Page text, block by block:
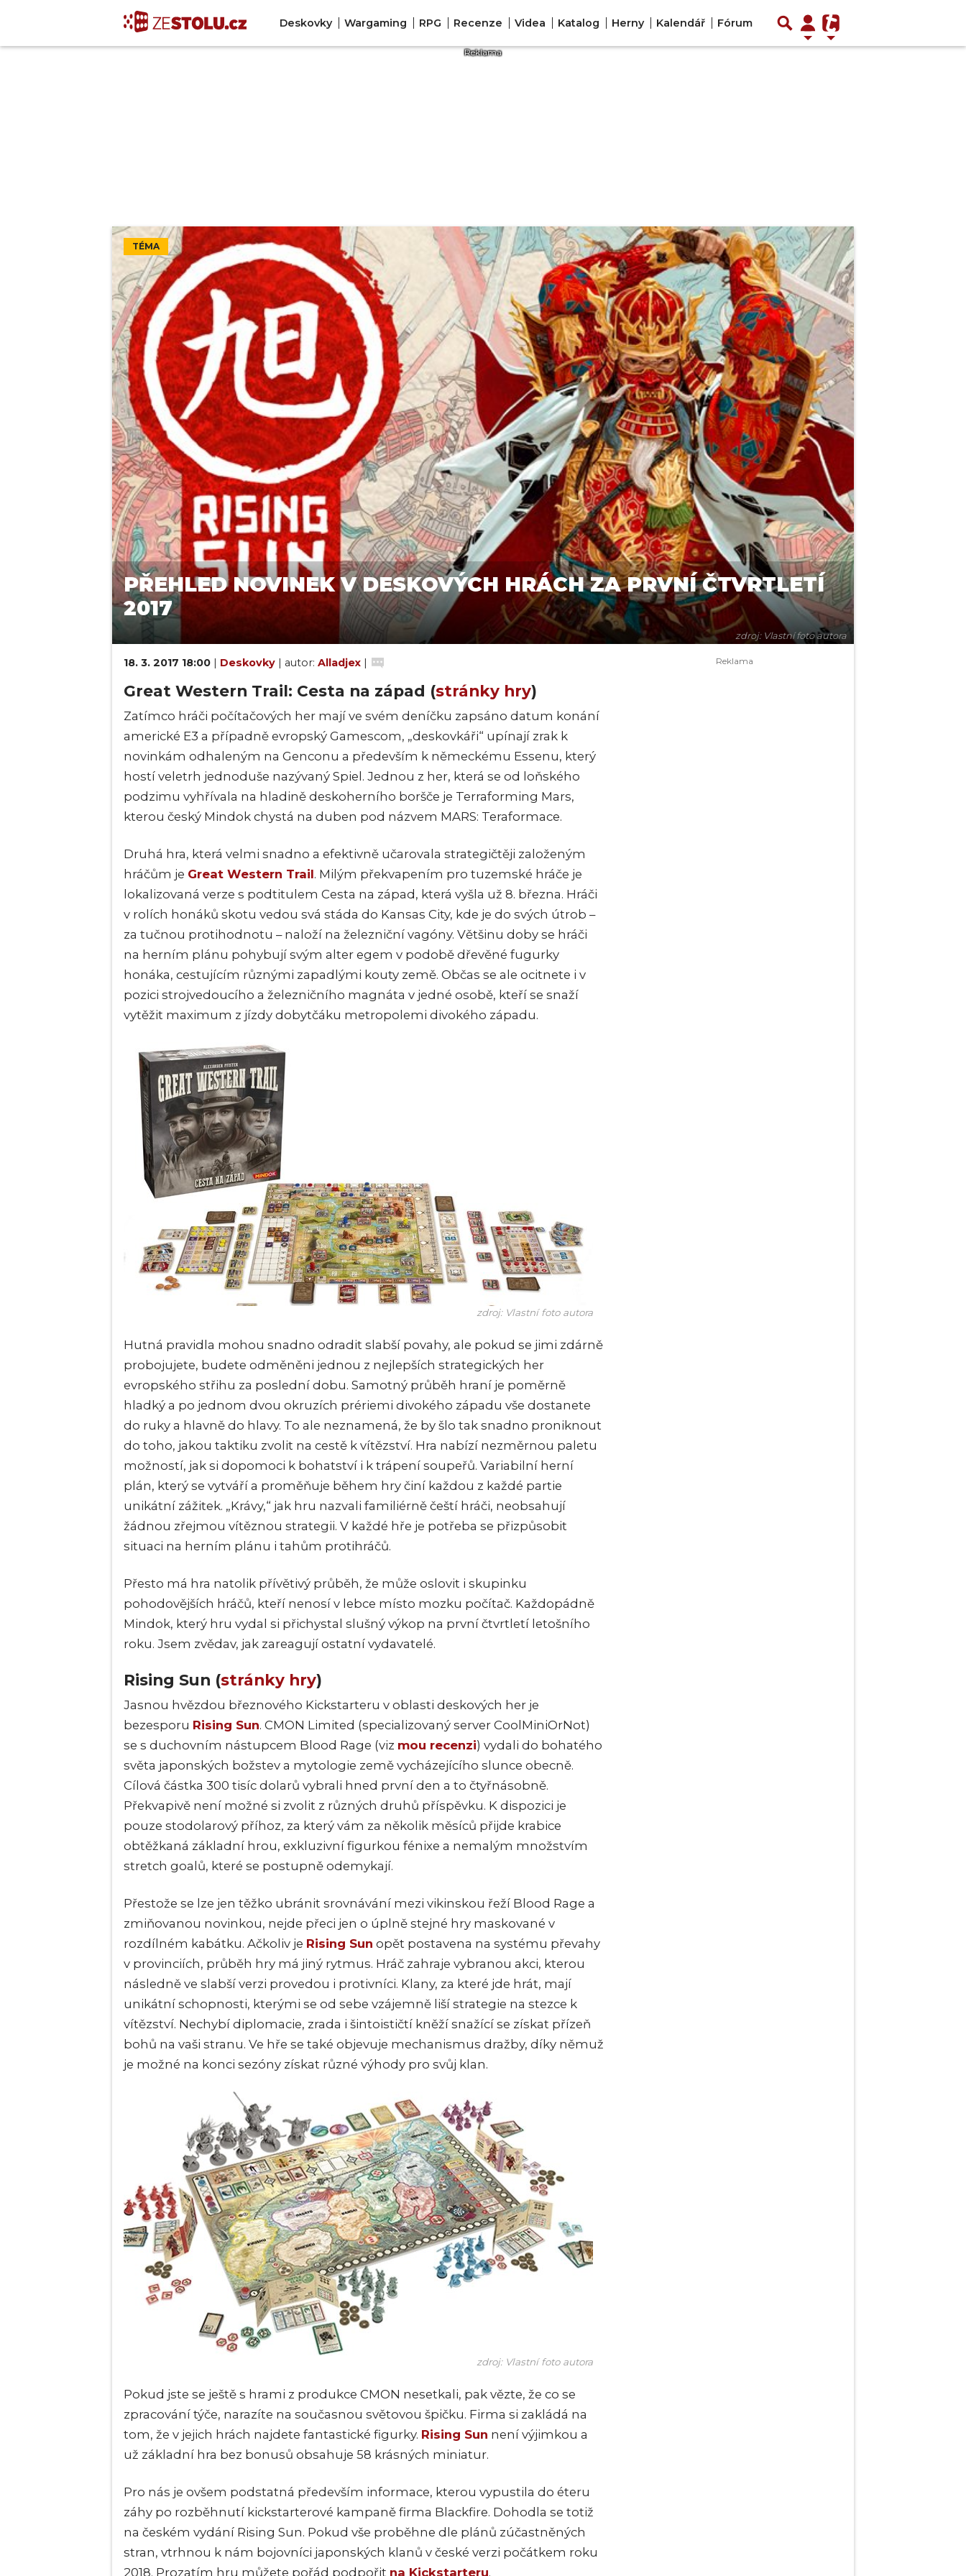
Deskovky Wargaming RPG Recenze Videa Katalog Herny Kalendář Fórum
TÉMA
zdroj: Vlastní foto autora
PŘEHLED NOVINEK V DESKOVÝCH HRÁCH ZA PRVNÍ ČTVRTLETÍ
2017
18. 3. 2017 18:00 | Deskovky | autor: Alladjex |
Great Western Trail: Cesta na západ (stránky hry)
Zatímco hráči počítačových her mají ve svém deníčku zapsáno datum konání
americké E3 a případně evropský Gamescom, „deskovkáři“ upínají zrak k
novinkám odhaleným na Genconu a především k německému Essenu, který
hostí veletrh jednoduše nazývaný Spiel. Jednou z her, která se od loňského
podzimu vyhřívala na hladině deskoherního boršče je Terraforming Mars,
kterou český Mindok chystá na duben pod názvem MARS: Teraformace.
Druhá hra, která velmi snadno a efektivně učarovala strategičtěji založeným
hráčům je Great Western Trail. Milým překvapením pro tuzemské hráče je
lokalizovaná verze s podtitulem Cesta na západ, která vyšla už 8. března. Hráči
v rolích honáků skotu vedou svá stáda do Kansas City, kde je do svých útrob –
za tučnou protihodnotu – naloží na železniční vagóny. Většinu doby se hráči
na herním plánu pohybují svým alter egem v podobě dřevěné fugurky
honáka, cestujícím různými zapadlými kouty země. Občas se ale ocitnete i v
pozici strojvedoucího a železničního magnáta v jedné osobě, kteří se snaží
vytěžit maximum z jízdy dobytčáku metropolemi divokého západu.
zdroj: Vlastní foto autora
Hutná pravidla mohou snadno odradit slabší povahy, ale pokud se jimi zdárně
probojujete, budete odměněni jednou z nejlepších strategických her
evropského střihu za poslední dobu. Samotný průběh hraní je poměrně
hladký a po jednom dvou okruzích prériemi divokého západu vše dostanete
do ruky a hlavně do hlavy. To ale neznamená, že by šlo tak snadno proniknout
do toho, jakou taktiku zvolit na cestě k vítězství. Hra nabízí nezměrnou paletu
možností, jak si dopomoci k bohatství i k trápení soupeřů. Variabilní herní
plán, který se vytváří a proměňuje během hry činí každou z každé partie
unikátní zážitek. „Krávy,“ jak hru nazvali familiérně čeští hráči, neobsahují
žádnou zřejmou vítěznou strategii. V každé hře je potřeba se přizpůsobit
situaci na herním plánu i tahům protihráčů.
Přesto má hra natolik přívětivý průběh, že může oslovit i skupinku
pohodovějších hráčů, kteří nenosí v lebce místo mozku počítač. Každopádně
Mindok, který hru vydal si přichystal slušný výkop na první čtvrtletí letošního
roku. Jsem zvědav, jak zareagují ostatní vydavatelé.
Rising Sun (stránky hry)
Jasnou hvězdou březnového Kickstarteru v oblasti deskových her je
bezesporu Rising Sun. CMON Limited (specializovaný server CoolMiniOrNot)
se s duchovním nástupcem Blood Rage (viz mou recenzi) vydali do bohatého
světa japonských božstev a mytologie země vycházejícího slunce obecně.
Cílová částka 300 tisíc dolarů vybrali hned první den a to čtyřnásobně.
Překvapivě není možné si zvolit z různých druhů příspěvku. K dispozici je
pouze stodolarový příhoz, za který vám za několik měsíců přijde krabice
obtěžkaná základní hrou, exkluzivní figurkou fénixe a nemalým množstvím
stretch goalů, které se postupně odemykají.
Přestože se lze jen těžko ubránit srovnávání mezi vikinskou řeží Blood Rage a
zmiňovanou novinkou, nejde přeci jen o úplně stejné hry maskované v
rozdílném kabátku. Ačkoliv je Rising Sun opět postavena na systému převahy
v provinciích, průběh hry má jiný rytmus. Hráč zahraje vybranou akci, kterou
následně ve slabší verzi provedou i protivníci. Klany, za které jde hrát, mají
unikátní schopnosti, kterými se od sebe vzájemně liší strategie na stezce k
vítězství. Nechybí diplomacie, zrada i šintoističtí kněží snažící se získat přízeň
bohů na vaši stranu. Ve hře se také objevuje mechanismus dražby, díky němuž
je možné na konci sezóny získat různé výhody pro svůj klan.
zdroj: Vlastní foto autora
Pokud jste se ještě s hrami z produkce CMON nesetkali, pak vězte, že co se
zpracování týče, narazíte na současnou světovou špičku. Firma si zakládá na
tom, že v jejich hrách najdete fantastické figurky. Rising Sun není výjimkou a
už základní hra bez bonusů obsahuje 58 krásných miniatur.
Pro nás je ovšem podstatná především informace, kterou vypustila do éteru
záhy po rozběhnutí kickstarterové kampaně firma Blackfire. Dohodla se totiž
na českém vydání Rising Sun. Pokud vše proběhne dle plánů zúčastněných
stran, vtrhnou k nám bojovníci japonských klanů v české verzi počátkem roku
2018. Prozatím hru můžete pořád podpořit na Kickstarteru.